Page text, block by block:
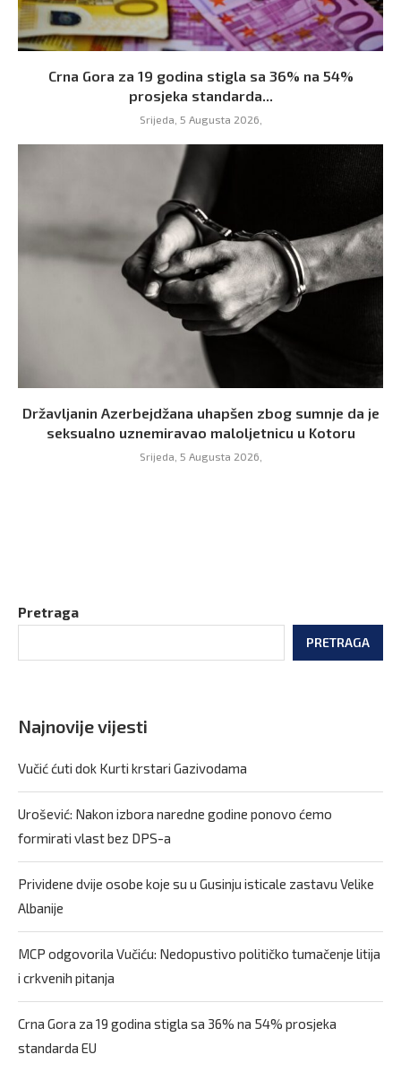
Crna Gora za 19 godina stigla sa 36% na 54%
prosjeka standarda...
Srijeda, 5 Augusta 2026,
Državljanin Azerbejdžana uhapšen zbog sumnje da je
seksualno uznemiravao maloljetnicu u Kotoru
Srijeda, 5 Augusta 2026,
Pretraga
PRETRAGA
Najnovije vijesti
Vučić ćuti dok Kurti krstari Gazivodama
Urošević: Nakon izbora naredne godine ponovo ćemo
formirati vlast bez DPS-a
Prividene dvije osobe koje su u Gusinju isticale zastavu Velike
Albanije
MCP odgovorila Vučiću: Nedopustivo političko tumačenje litija
i crkvenih pitanja
Crna Gora za 19 godina stigla sa 36% na 54% prosjeka
standarda EU